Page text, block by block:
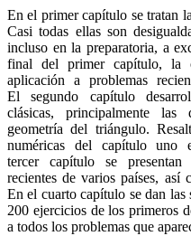
En el primer capítulo se tratan
Casi todas ellas son
incluso en la preparatoria, a
final del primer capítulo, la
aplicación a problemas
El segundo capítulo
clásicas, principalmente
geometría del triángulo.
numéricas del capítulo uno
tercer capítulo se presentan
recientes de varios países, así
En el cuarto capítulo se dan las
200 ejercicios de los primeros
a todos los problemas que